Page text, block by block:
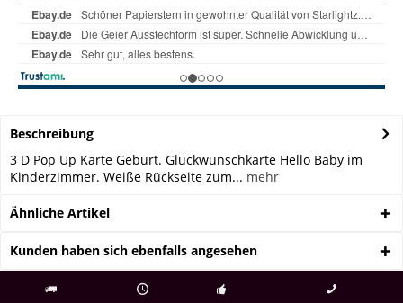
Beschreibung
3 D Pop Up Karte Geburt. Glückwunschkarte Hello Baby im
Kinderzimmer. Weiße Rückseite zum... mehr
Ähnliche Artikel
Kunden haben sich ebenfalls angesehen